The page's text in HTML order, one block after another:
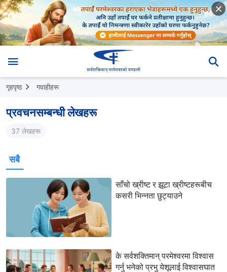
गृहपृष्ठ गवाहीहरू
प्रवचनसम्‍बन्धी लेखहरू
37 लेखहरू
सबै
साँचो ख्रीष्ट र झूटा ख्रीष्टहरूबीच
कसरी भिन्नता छुट्याउने
के सर्वशक्तिमान्‌ परमेश्‍वरमा विश्‍वास
गर्नु भनेको प्रभु येशूलाई विश्‍वासघात